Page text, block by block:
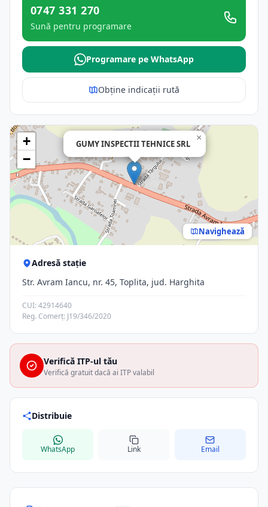
0747 331 270
Sună pentru programare
Programare pe WhatsApp
Obține indicații rută
GUMY INSPECTII TEHNICE SRL
×
+
−
Navighează
Adresă stație
Str. Avram Iancu, nr. 45, Toplita, jud. Harghita
CUI: 42914640
Reg. Comerț: J19/346/2020
Verifică ITP-ul tău
Verifică gratuit dacă ai ITP valabil
Distribuie
WhatsApp Link Email